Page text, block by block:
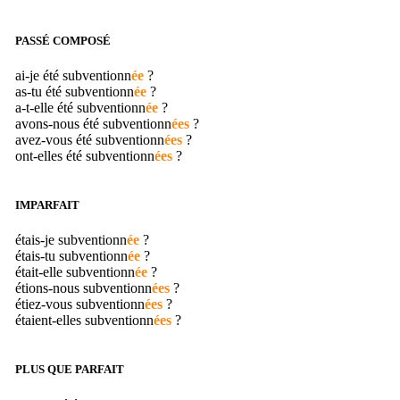
PASSÉ COMPOSÉ
ai-je été subventionnée ?
as-tu été subventionnée ?
a-t-elle été subventionnée ?
avons-nous été subventionnées ?
avez-vous été subventionnées ?
ont-elles été subventionnées ?
IMPARFAIT
étais-je subventionnée ?
étais-tu subventionnée ?
était-elle subventionnée ?
étions-nous subventionnées ?
étiez-vous subventionnées ?
étaient-elles subventionnées ?
PLUS QUE PARFAIT